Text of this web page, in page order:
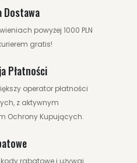
Dostawa
powyżej 1000 PLN
gratis!
Płatności
operator płatności
z aktywnym
Ochrony Kupujących.
rabatowe i używaj